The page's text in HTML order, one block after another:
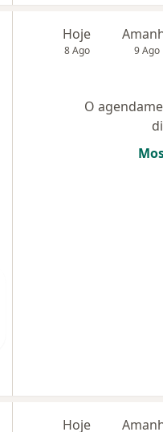
Hoje
8 Ago 9 Ago
O
Hoje